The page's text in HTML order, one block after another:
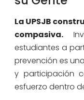
La UPSJB
compasiva.
estudiantes a
prevención es
y participación
esfuerzo dentro